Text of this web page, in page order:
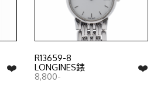
❤️
R13659-8
❤️
LONGINES錶
8,800-